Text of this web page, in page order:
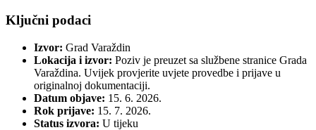
Ključni podaci
Izvor: Grad Varaždin
Lokacija i izvor: Poziv je preuzet sa službene stranice Grada
Varaždina. Uvijek provjerite uvjete provedbe i prijave u
originalnoj dokumentaciji.
Datum objave: 15. 6. 2026.
Rok prijave: 15. 7. 2026.
Status izvora: U tijeku